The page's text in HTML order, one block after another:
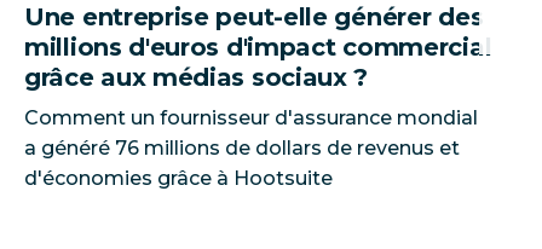
Une entreprise peut-elle générer des
millions d'euros d'impact commercial
grâce aux médias sociaux ?
Comment un fournisseur d'assurance mondial
a généré 76 millions de dollars de revenus et
d'économies grâce à Hootsuite